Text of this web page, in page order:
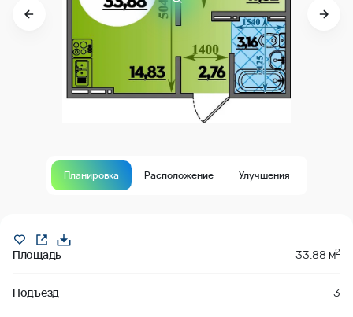
Планировка Расположение Улучшения
Площадь 33.88 м2
Подъезд 3